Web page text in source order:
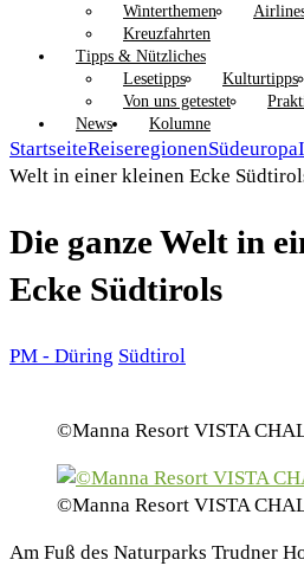
Winterthemen
Kreuzfahrten
Tipps & Nützliches
Lesetipps
Kulturtipps
Von uns getestet
News
Kolumne
StartseiteReiseregionenSüdeuropa
Welt in einer kleinen Ecke
Die ganze Welt in
Ecke Südtirols
PM - Düring Südtirol
©Manna Resort VISTA
©Manna Resort VISTA
Am Fuß des Naturparks Trudner